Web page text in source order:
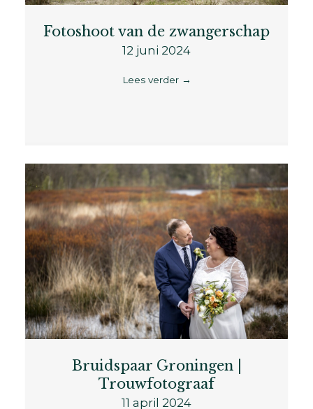
Fotoshoot van de zwangerschap
12 juni 2024
Lees verder →
Bruidspaar Groningen |
Trouwfotograaf
11 april 2024